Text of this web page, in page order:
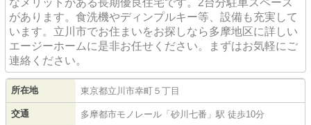
なメリットがある長期優良住宅です。2台分駐車スペース
があります。食洗機やディンプルキー等、設備も充実して
います。立川市でお住まいをお探しなら多摩地区に詳しい
エージーホームに是非お任せください。まずはお気軽にご
連絡ください。
所在地 東京都立川市幸町 ５丁目
交通 多摩都市モノレール 「 砂川七番 」駅 徒歩10分